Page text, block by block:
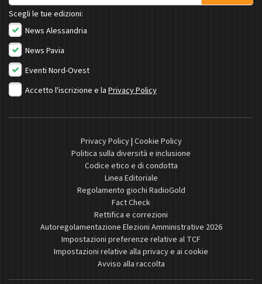
Scegli le tue edizioni:
News Alessandria
News Pavia
Eventi Nord-Ovest
Accetto l'iscrizione e la Privacy Policy
Privacy Policy| Cookie Policy
Politica sulla diversità e inclusione
Codice etico e di condotta
Linea Editoriale
Regolamento giochi RadioGold
Fact Check
Rettifica e correzioni
Autoregolamentazione Elezioni Amministrative 2026
Impostazioni preferenze relative al TCF
Impostazioni relative alla privacy e ai cookie
Avviso alla raccolta